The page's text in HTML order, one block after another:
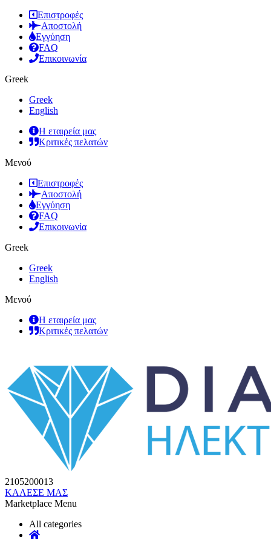
Επιστροφές
Αποστολή
Εγγύηση
FAQ
Επικοινωνία
Greek
Greek
English
Η εταιρεία μας
Κριτικές πελατών
Μενού
Επιστροφές
Αποστολή
Εγγύηση
FAQ
Επικοινωνία
Greek
Greek
English
Μενού
Η εταιρεία μας
Κριτικές πελατών
2105200013
ΚΑΛΕΣΕ ΜΑΣ
Marketplace Menu
All categories